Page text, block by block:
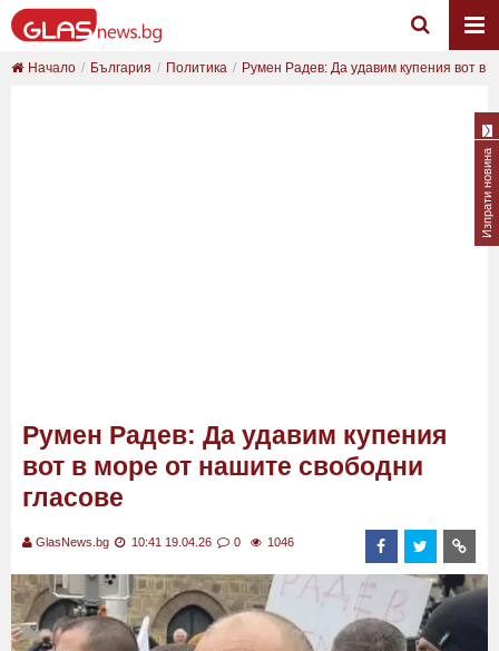
Начало България Политика Румен Радев: Да удавим купения вот в
Румен Радев: Да удавим купения
вот в море от нашите свободни
гласове
GlasNews.bg 10:41 19.04.26 0 1046
Изпрати новина